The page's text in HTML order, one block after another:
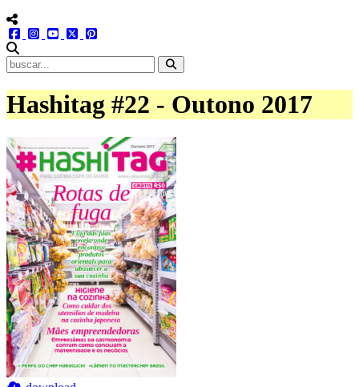
menu redes social
facebookinstagram
youtube
twitter
Hashitag #22 - Outono 2017